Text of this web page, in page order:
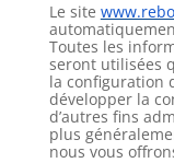
Le site
Toutes les
seront utilisées
la configuration
développer la
d’autres fins
plus
nous vous